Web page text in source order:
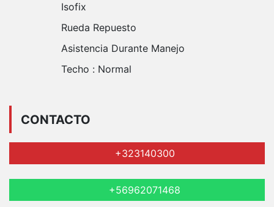
Isofix
Rueda Repuesto
Asistencia Durante Manejo
Techo : Normal
CONTACTO
+323140300
+56962071468